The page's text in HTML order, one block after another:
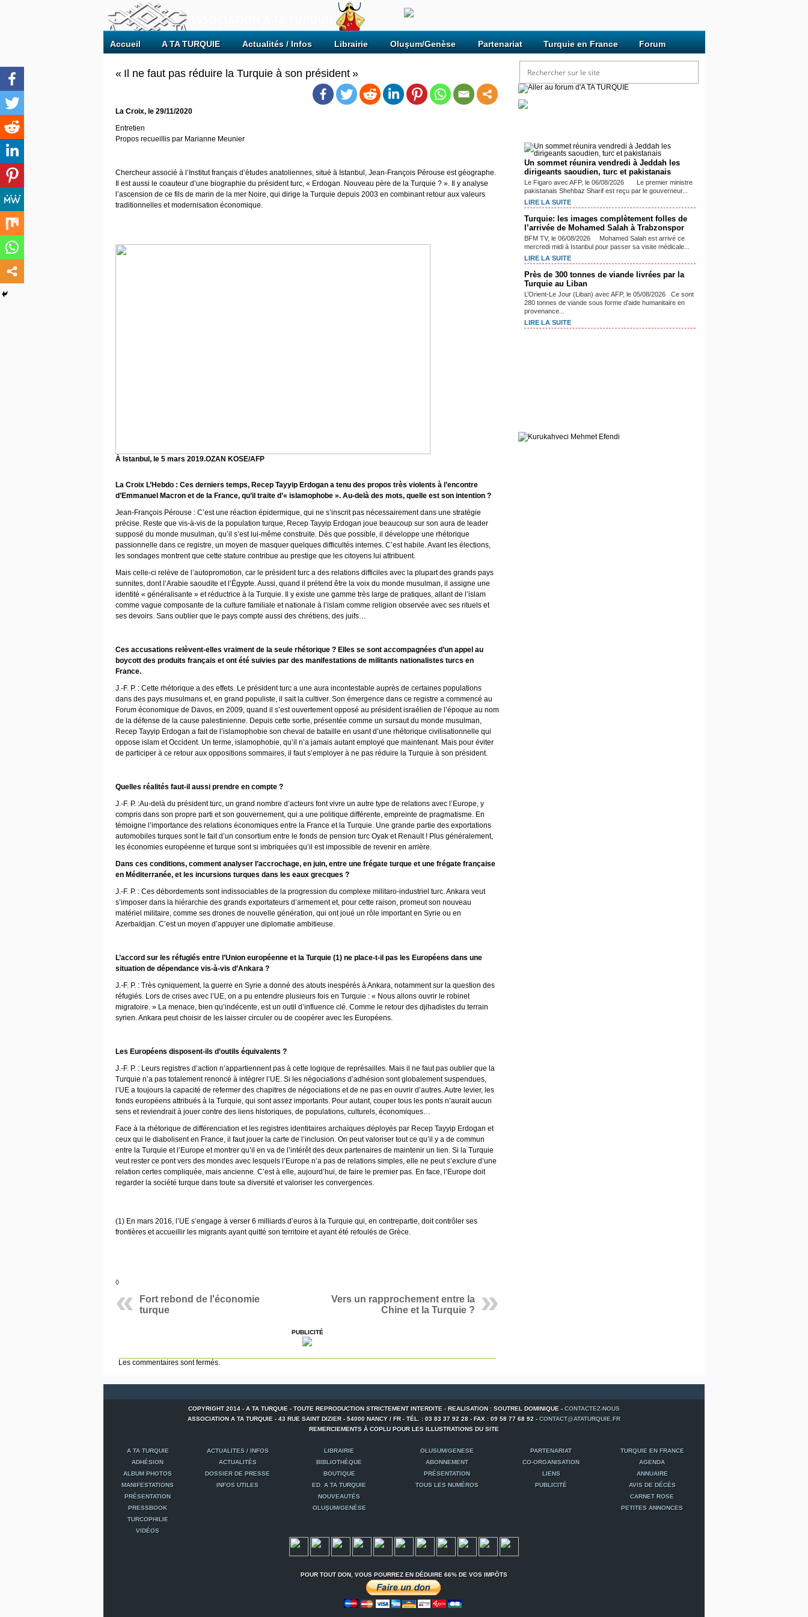
Accueil A TA TURQUIE Actualités / Infos Librairie Oluşum/Genèse Partenariat Turquie en France Forum
« Il ne faut pas réduire la Turquie à son président »
La Croix, le 29/11/2020
Entretien
Propos recueillis par Marianne Meunier
Chercheur associé à l’Institut français d’études anatoliennes, situé à Istanbul, Jean-François Pérouse est géographe.
Il est aussi le coauteur d’une biographie du président turc, « Erdogan. Nouveau père de la Turquie ? ». Il y analyse
l’ascension de ce fils de marin de la mer Noire, qui dirige la Turquie depuis 2003 en combinant retour aux valeurs
traditionnelles et modernisation économique.
À Istanbul, le 5 mars 2019.OZAN KOSE/AFP
La Croix L’Hebdo : Ces derniers temps, Recep Tayyip Erdogan a tenu des propos très violents à l’encontre
d’Emmanuel Macron et de la France, qu’il traite d’« islamophobe ». Au-delà des mots, quelle est son intention ?
Jean-François Pérouse : C’est une réaction épidermique, qui ne s’inscrit pas nécessairement dans une stratégie
précise. Reste que vis-à-vis de la population turque, Recep Tayyip Erdogan joue beaucoup sur son aura de leader
supposé du monde musulman, qu’il s’est lui-même construite. Dès que possible, il développe une rhétorique
passionnelle dans ce registre, un moyen de masquer quelques difficultés internes. C’est habile. Avant les élections,
les sondages montrent que cette stature contribue au prestige que les citoyens lui attribuent.
Mais celle-ci relève de l’autopromotion, car le président turc a des relations difficiles avec la plupart des grands pays
sunnites, dont l’Arabie saoudite et l’Égypte. Aussi, quand il prétend être la voix du monde musulman, il assigne une
identité « généralisante » et réductrice à la Turquie. Il y existe une gamme très large de pratiques, allant de l’islam
comme vague composante de la culture familiale et nationale à l’islam comme religion observée avec ses rituels et
ses devoirs. Sans oublier que le pays compte aussi des chrétiens, des juifs…
Ces accusations relèvent-elles vraiment de la seule rhétorique ? Elles se sont accompagnées d’un appel au
boycott des produits français et ont été suivies par des manifestations de militants nationalistes turcs en
France.
J.-F. P. : Cette rhétorique a des effets. Le président turc a une aura incontestable auprès de certaines populations
dans des pays musulmans et, en grand populiste, il sait la cultiver. Son émergence dans ce registre a commencé au
Forum économique de Davos, en 2009, quand il s’est ouvertement opposé au président israélien de l’époque au nom
de la défense de la cause palestinienne. Depuis cette sortie, présentée comme un sursaut du monde musulman,
Recep Tayyip Erdogan a fait de l’islamophobie son cheval de bataille en usant d’une rhétorique civilisationnelle qui
oppose islam et Occident. Un terme, islamophobie, qu’il n’a jamais autant employé que maintenant. Mais pour éviter
de participer à ce retour aux oppositions sommaires, il faut s’employer à ne pas réduire la Turquie à son président.
Quelles réalités faut-il aussi prendre en compte ?
J.-F. P. :Au-delà du président turc, un grand nombre d’acteurs font vivre un autre type de relations avec l’Europe, y
compris dans son propre parti et son gouvernement, qui a une politique différente, empreinte de pragmatisme. En
témoigne l’importance des relations économiques entre la France et la Turquie. Une grande partie des exportations
automobiles turques sont le fait d’un consortium entre le fonds de pension turc Oyak et Renault ! Plus généralement,
les économies européenne et turque sont si imbriquées qu’il est impossible de revenir en arrière.
Dans ces conditions, comment analyser l’accrochage, en juin, entre une frégate turque et une frégate française
en Méditerranée, et les incursions turques dans les eaux grecques ?
J.-F. P. : Ces débordements sont indissociables de la progression du complexe militaro-industriel turc. Ankara veut
s’imposer dans la hiérarchie des grands exportateurs d’armement et, pour cette raison, promeut son nouveau
matériel militaire, comme ses drones de nouvelle génération, qui ont joué un rôle important en Syrie ou en
Azerbaïdjan. C’est un moyen d’appuyer une diplomatie ambitieuse.
L’accord sur les réfugiés entre l’Union européenne et la Turquie (1) ne place-t-il pas les Européens dans une
situation de dépendance vis-à-vis d’Ankara ?
J.-F. P. : Très cyniquement, la guerre en Syrie a donné des atouts inespérés à Ankara, notamment sur la question des
réfugiés. Lors de crises avec l’UE, on a pu entendre plusieurs fois en Turquie : « Nous allons ouvrir le robinet
migratoire. » La menace, bien qu’indécente, est un outil d’influence clé. Comme le retour des djihadistes du terrain
syrien. Ankara peut choisir de les laisser circuler ou de coopérer avec les Européens.
Les Européens disposent-ils d’outils équivalents ?
J.-F. P. : Leurs registres d’action n’appartiennent pas à cette logique de représailles. Mais il ne faut pas oublier que la
Turquie n’a pas totalement renoncé à intégrer l’UE. Si les négociations d’adhésion sont globalement suspendues,
l’UE a toujours la capacité de refermer des chapitres de négociations et de ne pas en ouvrir d’autres. Autre levier, les
fonds européens attribués à la Turquie, qui sont assez importants. Pour autant, couper tous les ponts n’aurait aucun
sens et reviendrait à jouer contre des liens historiques, de populations, culturels, économiques…
Face à la rhétorique de différenciation et les registres identitaires archaïques déployés par Recep Tayyip Erdogan et
ceux qui le diabolisent en France, il faut jouer la carte de l’inclusion. On peut valoriser tout ce qu’il y a de commun
entre la Turquie et l’Europe et montrer qu’il en va de l’intérêt des deux partenaires de maintenir un lien. Si la Turquie
veut rester ce pont vers des mondes avec lesquels l’Europe n’a pas de relations simples, elle ne peut s’exclure d’une
relation certes compliquée, mais ancienne. C’est à elle, aujourd’hui, de faire le premier pas. En face, l’Europe doit
regarder la société turque dans toute sa diversité et valoriser les convergences.
(1) En mars 2016, l’UE s’engage à verser 6 milliards d’euros à la Turquie qui, en contrepartie, doit contrôler ses
frontières et accueillir les migrants ayant quitté son territoire et ayant été refoulés de Grèce.
◊
Fort rebond de l'économie
turque
Vers un rapprochement entre la
Chine et la Turquie ?
PUBLICITÉ
Les commentaires sont fermés.
Un sommet réunira vendredi à Jeddah les
dirigeants saoudien, turc et pakistanais
Le Figaro avec AFP, le 06/08/2026 Le premier ministre
pakistanais Shehbaz Sharif est reçu par le gouverneur...
LIRE LA SUITE
Turquie: les images complètement folles de
l’arrivée de Mohamed Salah à Trabzonspor
BFM TV, le 06/08/2026 Mohamed Salah est arrivé ce
mercredi midi à Istanbul pour passer sa visite médicale...
LIRE LA SUITE
Près de 300 tonnes de viande livrées par la
Turquie au Liban
L’Orient-Le Jour (Liban) avec AFP, le 05/08/2026 Ce sont
280 tonnes de viande sous forme d’aide humanitaire en
provenance...
LIRE LA SUITE
COPYRIGHT 2014 - A TA TURQUIE - TOUTE REPRODUCTION STRICTEMENT INTERDITE - REALISATION : SOUTREL DOMINIQUE -CONTACTEZ-NOUS
ASSOCIATION A TA TURQUIE - 43 RUE SAINT DIZIER - 54000 NANCY / FR - TÉL. : 03 83 37 92 28 - FAX : 09 58 77 68 92 -CONTACT@ATATURQUIE.FR
REMERCIEMENTS À COPLU POUR LES ILLUSTRATIONS DU SITE
A TA TURQUIE ACTUALITES / INFOS LIBRAIRIE OLUSUM/GENESE PARTENARIAT
TURQUIE EN FRANCE
ADHÉSION
ACTUALITÉS BIBLIOTHÈQUE ABONNEMENT CO-ORGANISATION
AGENDA
ALBUM PHOTOS
DOSSIER DE PRESSE BOUTIQUE PRÉSENTATION LIENS
ANNUAIRE
MANIFESTATIONS
INFOS UTILES ED. A TA TURQUIE TOUS LES NUMÉROS PUBLICITÉ
AVIS DE DÉCÈS
PRÉSENTATION
NOUVEAUTÉS
CARNET ROSE
PRESSBOOK
OLUŞUM/GENÈSE
PETITES ANNONCES
TURCOPHILIE
VIDÉOS
POUR TOUT DON, VOUS POURREZ EN DÉDUIRE 66% DE VOS IMPÔTS